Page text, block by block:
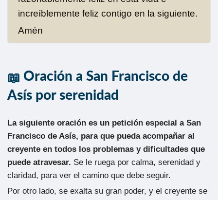
increíblemente feliz contigo en la siguiente.
Amén
Oración a San Francisco de
Asís por serenidad
La siguiente oración es un petición especial a San
Francisco de Asís, para que pueda acompañar al
creyente en todos los problemas y dificultades que
puede atravesar. Se le ruega por calma, serenidad y
claridad, para ver el camino que debe seguir.
Por otro lado, se exalta su gran poder, y el creyente se